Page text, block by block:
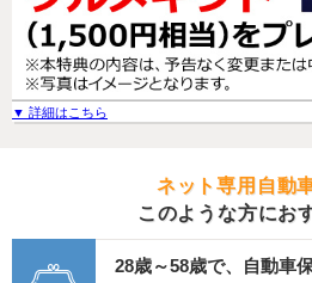
▼ 詳細はこちら
ネット専用自動
このような方にお
28歳～58歳で、自動車